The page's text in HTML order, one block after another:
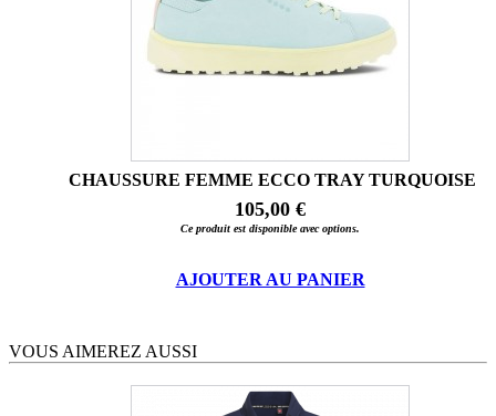
CHAUSSURE FEMME ECCO TRAY TURQUOISE
105,00 €
Ce produit est disponible avec options.
AJOUTER AU PANIER
VOUS AIMEREZ AUSSI